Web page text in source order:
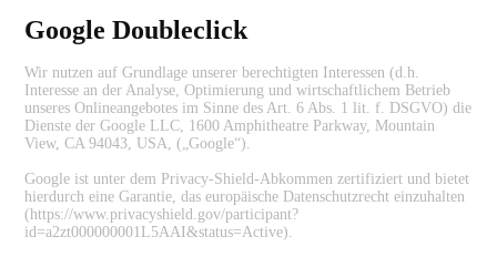
Google Doubleclick
Wir nutzen auf Grundlage unserer berechtigten Interessen (d.h.
Interesse an der Analyse, Optimierung und wirtschaftlichem Betrieb
unseres Onlineangebotes im Sinne des Art. 6 Abs. 1 lit. f. DSGVO) die
Dienste der Google LLC, 1600 Amphitheatre Parkway, Mountain
View, CA 94043, USA, („Google“).
Google ist unter dem Privacy-Shield-Abkommen zertifiziert und bietet
hierdurch eine Garantie, das europäische Datenschutzrecht einzuhalten
(https://www.privacyshield.gov/participant?
id=a2zt000000001L5AAI&status=Active).